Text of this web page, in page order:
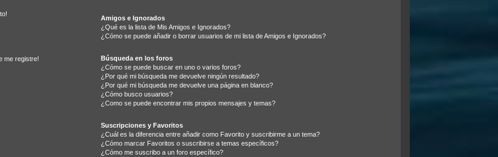
me registre!
Amigos e Ignorados
¿Qué es la lista de Mis Amigos e Ignorados?
¿Cómo se puede añadir o borrar usuarios de mi lista de Amigos e Ignorados?
Búsqueda en los foros
¿Cómo se puede buscar en uno o varios foros?
¿Por qué mi búsqueda me devuelve ningún resultado?
¿Por qué mi búsqueda me devuelve una página en blanco?
¿Cómo busco usuarios?
¿Como se puede encontrar mis propios mensajes y temas?
Suscripciones y Favoritos
¿Cuál es la diferencia entre añadir como Favorito y suscribirme a un tema?
¿Cómo marcar Favoritos o suscribirse a temas específicos?
¿Cómo me suscribo a un foro específico?